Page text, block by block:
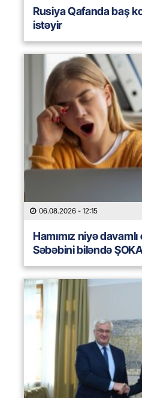
Rusiya Qafanda baş
istəyir
06.08.2026 - 12:15
Hamımız niyə
Səbəbini biləndə